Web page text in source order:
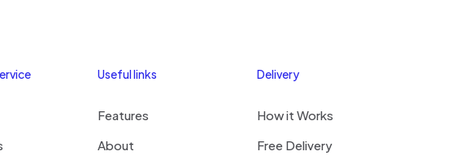
Useful links
Features
About
Delivery
How it Works
Free Delivery